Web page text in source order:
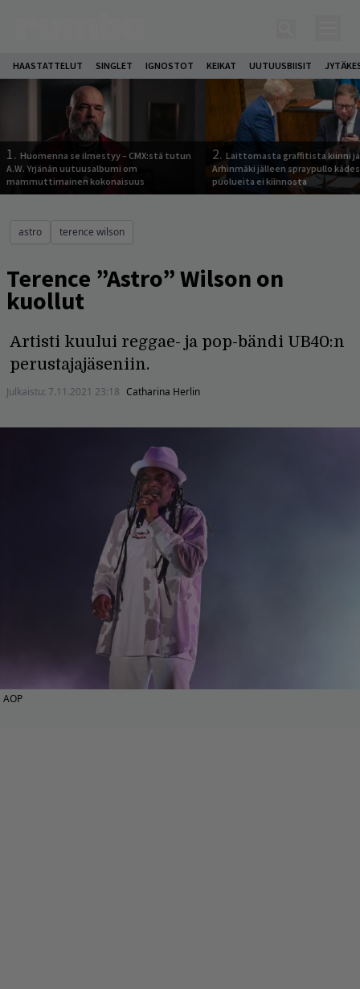
HAASTATTELUT SINGLET IGNOSTOT KEIKAT UUTUUSBIISIT
1. Huomenna se ilmestyy – CMX:stä tutun
A.W. Yrjänän uutuusalbumi om
mammuttimainen kokonaisuus
2. Laittomasta graffitista kiinni
Arhinmäki jälleen spraypullo
puolueita ei kiinnosta
astro terence wilson
Terence ”Astro” Wilson on
kuollut
Artisti kuului reggae- ja pop-bändi UB40:n
perustajajäseniin.
Julkaistu: 7.11.2021 23:18 Catharina Herlin
AOP